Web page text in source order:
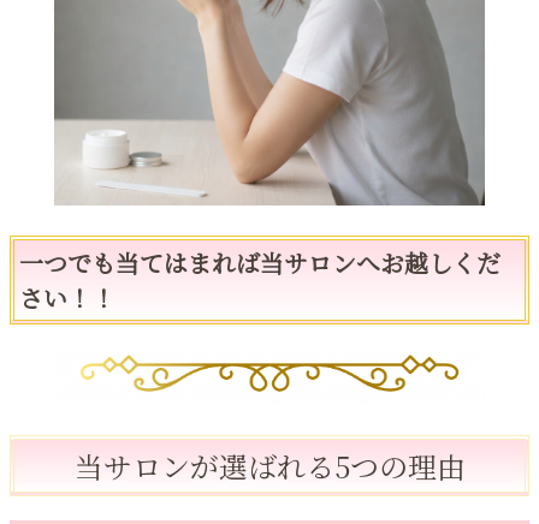
一つでも当てはまれば当サロンへお越しくだ
さい！！
当サロンが選ばれる5つの理由